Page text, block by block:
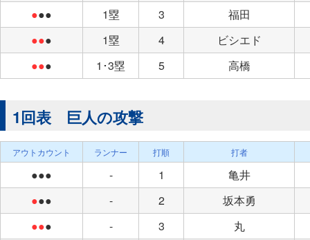
●●● 1塁 3
福田
●●● 1塁 4
ビシエド
●●● 1･3塁 5 高橋
1回表 巨人の攻撃
アウトカウント ランナー 打順 打者
●●● - 1
亀井
●●● - 2
坂本勇
●●● - 3
丸